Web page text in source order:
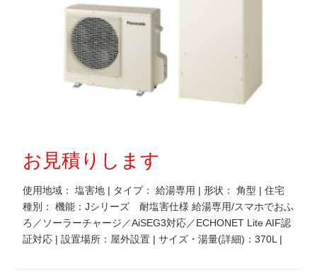
お見積りします
使用地域： 塩害地 | タイプ： 給湯専用 | 形状： 角型 | 住宅
種別： 機能：Jシリーズ 耐塩害仕様 給湯専用/スマホでおふ
ろ／ソーラーチャージ／AiSEG3対応／ECHONET Lite AIF認
証対応 | 設置場所：屋外設置 | サイズ・湯量(詳細)：370L |